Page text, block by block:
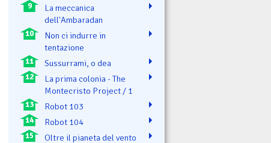
9
La meccanica
dell'Ambaradan
10
Non ci indurre in
tentazione
11 Sussurrami, o dea
12
La prima colonia - The
Montecristo Project / 1
13 Robot 103
14 Robot 104
15 Oltre il pianeta del vento